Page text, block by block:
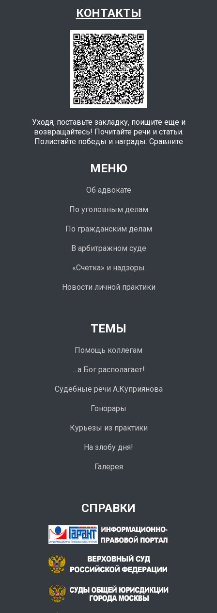
КОНТАКТЫ
Уходя, поставьте закладку, поищите еще и
возвращайтесь! Почитайте речи и статьи.
Полистайте победы и награды. Сравните
МЕНЮ
Об адвокате
По уголовным делам
По гражданским делам
В арбитражном суде
«Счетка» и надзоры
Новости личной практики
ТЕМЫ
Помощь коллегам
…а Бог располагает!
Судебные речи А.Куприянова
Гонорары
Курьезы из практики
На злобу дня!
Галерея
СПРАВКИ